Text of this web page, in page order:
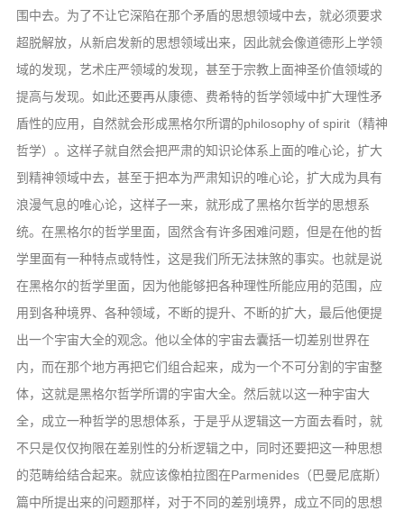
围中去。为了不让它深陷在那个矛盾的思想领域中去，就必须要求
超脱解放，从新启发新的思想领域出来，因此就会像道德形上学领
域的发现，艺术庄严领域的发现，甚至于宗教上面神圣价值领域的
提高与发现。如此还要再从康德、费希特的哲学领域中扩大理性矛
盾性的应用，自然就会形成黑格尔所谓的philosophy of spirit（精神
哲学）。这样子就自然会把严肃的知识论体系上面的唯心论，扩大
到精神领域中去，甚至于把本为严肃知识的唯心论，扩大成为具有
浪漫气息的唯心论，这样子一来，就形成了黑格尔哲学的思想系
统。在黑格尔的哲学里面，固然含有许多困难问题，但是在他的哲
学里面有一种特点或特性，这是我们所无法抹煞的事实。也就是说
在黑格尔的哲学里面，因为他能够把各种理性所能应用的范围，应
用到各种境界、各种领域，不断的提升、不断的扩大，最后他便提
出一个宇宙大全的观念。他以全体的宇宙去囊括一切差别世界在
内，而在那个地方再把它们组合起来，成为一个不可分割的宇宙整
体，这就是黑格尔哲学所谓的宇宙大全。然后就以这一种宇宙大
全，成立一种哲学的思想体系，于是乎从逻辑这一方面去看时，就
不只是仅仅拘限在差别性的分析逻辑之中，同时还要把这一种思想
的范畴给结合起来。就应该像柏拉图在Parmenides（巴曼尼底斯）
篇中所提出来的问题那样，对于不同的差别境界，成立不同的思想